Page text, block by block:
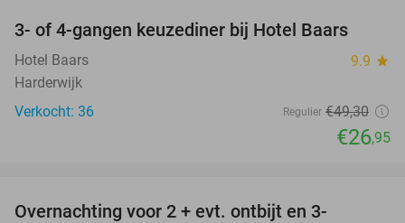
3- of 4-gangen keuzediner bij Hotel Baars
Hotel Baars 9.9 star
Harderwijk
Verkocht: 36
Regulier €49,30
€26,95
Overnachting voor 2 + evt. ontbijt en 3-